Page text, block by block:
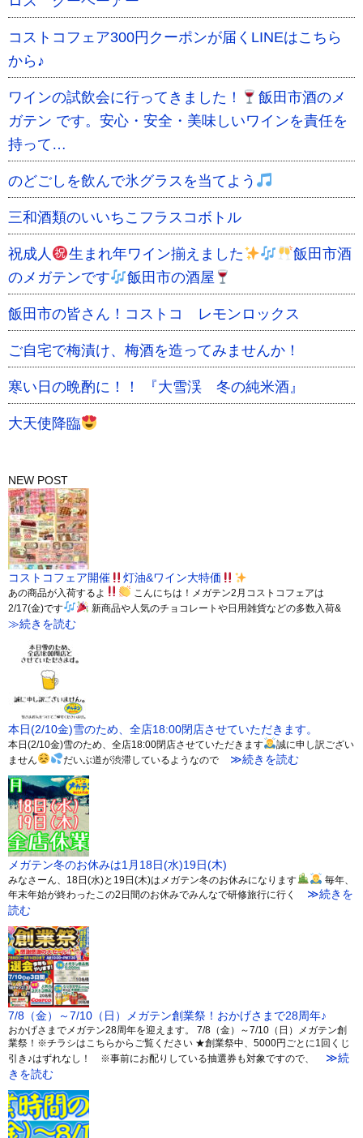
コストコフェア300円クーポンが届くLINEはこちら
から♪
ワインの試飲会に行ってきました！
飯田市酒のメ
ガテン です。安心・安全・美味しいワインを責任を
持って…
のどごしを飲んで氷グラスを当てよう
三和酒類のいいちこフラスコボトル
祝成人 生まれ年ワイン揃えました
飯田市酒
のメガテンです
飯田市の酒屋
飯田市の皆さん！コストコ レモンロックス
ご自宅で梅漬け、梅酒を造ってみませんか！
寒い日の晩酌に！！ 『大雪渓 冬の純米酒』
大天使降臨
NEW POST
コストコフェア開催 灯油&ワイン大特価
あの商品が入荷するよ
こんにちは！メガテン2月コストコフェアは
2/17(金)です
新商品や人気のチョコレートや日用雑貨などの多数入荷&
≫続きを読む
本日(2/10金)雪のため、全店18:00閉店させていただきます。
本日(2/10金)雪のため、全店18:00閉店させていただきます
誠に申し訳ござい
ません
だいぶ道が渋滞しているようなので≫続きを読む
メガテン冬のお休みは1月18日(水)19日(木)
みなさーん、18日(水)と19日(木)はメガテン冬のお休みになります
毎年、
年末年始が終わったこの2日間のお休みでみんなで研修旅行に行く
≫続きを
読む
7/8（金）～7/10（日）メガテン創業祭！おかげさまで28周年♪
おかげさまでメガテン28周年を迎えます。 7/8（金）～7/10（日）メガテン創
業祭！※チラシはこちらからご覧ください ★創業祭中、5000円ごとに1回くじ
引き♪はずれなし！ ※事前にお配りしている抽選券も対象ですので、
≫続
きを読む